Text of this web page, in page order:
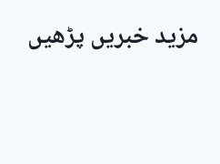
مزید خبریں پڑھیں